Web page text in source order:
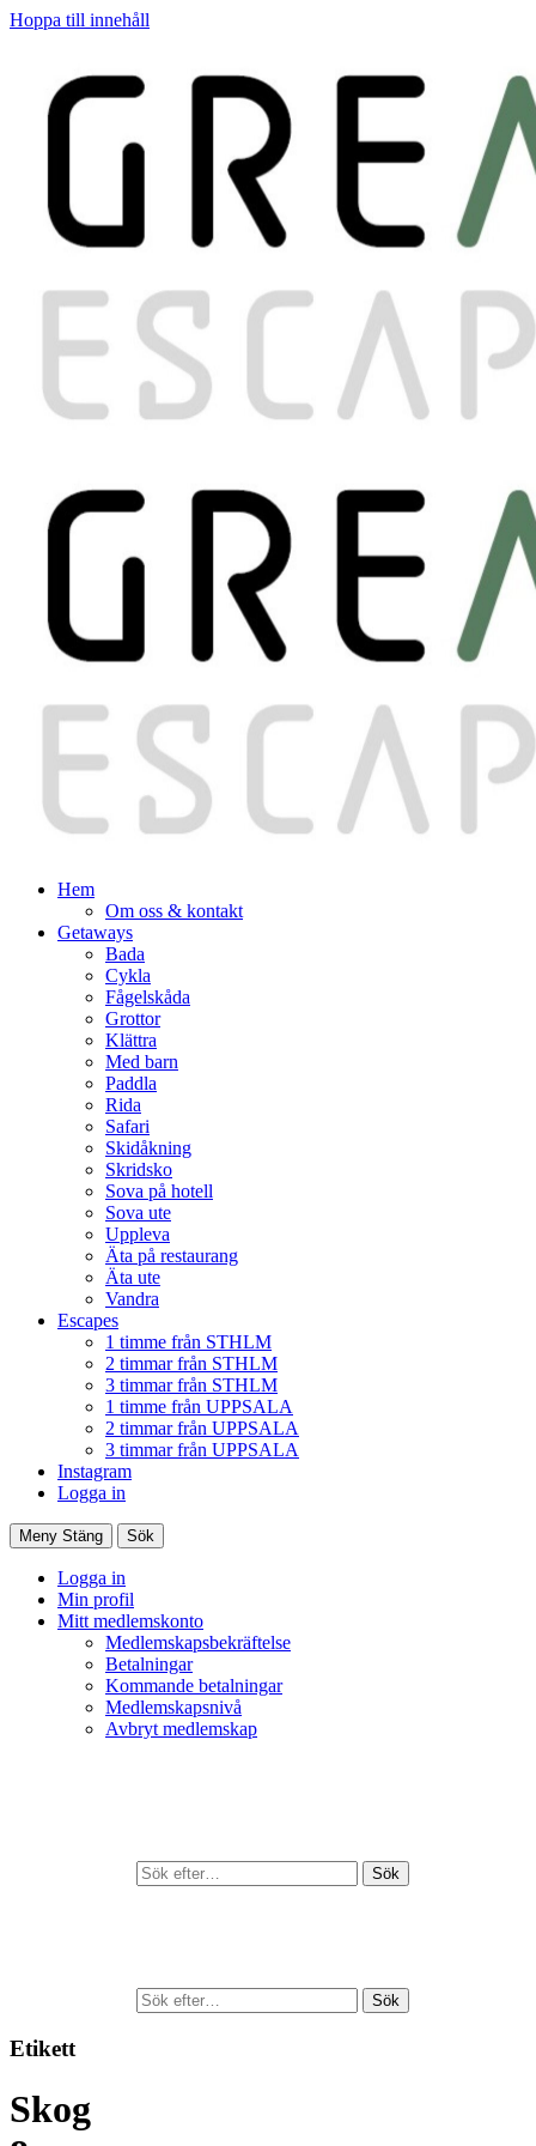
Hoppa till innehåll
Hem
Om oss & kontakt
Getaways
Bada
Cykla
Fågelskåda
Grottor
Klättra
Med barn
Paddla
Rida
Safari
Skidåkning
Skridsko
Sova på hotell
Sova ute
Uppleva
Äta på restaurang
Äta ute
Vandra
Escapes
1 timme från STHLM
2 timmar från STHLM
3 timmar från STHLM
1 timme från UPPSALA
2 timmar från UPPSALA
3 timmar från UPPSALA
Instagram
Logga in
Meny Stäng Sök
Logga in
Min profil
Mitt medlemskonto
Medlemskapsbekräftelse
Betalningar
Kommande betalningar
Medlemskapsnivå
Avbryt medlemskap
Sök
Sök
Etikett
Skog